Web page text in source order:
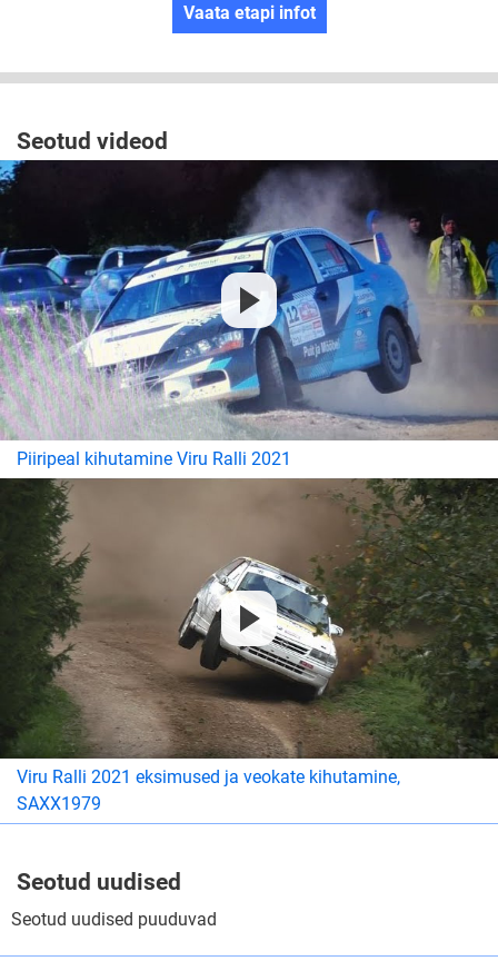
Vaata etapi infot
Seotud videod
Piiripeal kihutamine Viru Ralli 2021
Viru Ralli 2021 eksimused ja veokate kihutamine,
SAXX1979
Seotud uudised
Seotud uudised puuduvad